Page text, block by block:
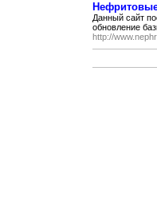
Данный сайт
обновление
http://